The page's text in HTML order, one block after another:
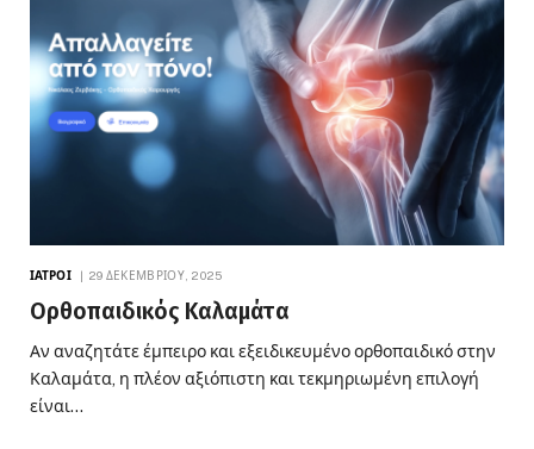
ΙΑΤΡΟΊ 29 ΔΕΚΕΜΒΡΊΟΥ, 2025
Ορθοπαιδικός Καλαμάτα
Αν αναζητάτε έμπειρο και εξειδικευμένο ορθοπαιδικό στην
Καλαμάτα, η πλέον αξιόπιστη και τεκμηριωμένη επιλογή
είναι…